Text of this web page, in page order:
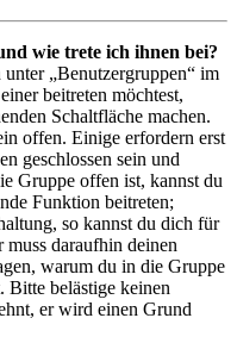
wie trete ich ihnen bei?
„Benutzergruppen“ im
beitreten möchtest,
Schaltfläche machen.
offen. Einige erfordern erst
geschlossen sein und
Gruppe offen ist, kannst du
Funktion beitreten;
so kannst du dich für
daraufhin deinen
warum du in die Gruppe
Bitte belästige keinen
er wird einen Grund